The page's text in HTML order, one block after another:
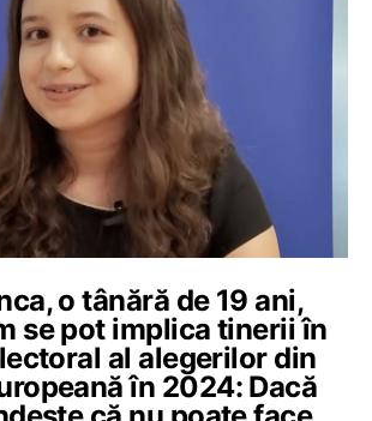
o tânără de 19 ani,
se pot implica tinerii în
al alegerilor din
în 2024: Dacă